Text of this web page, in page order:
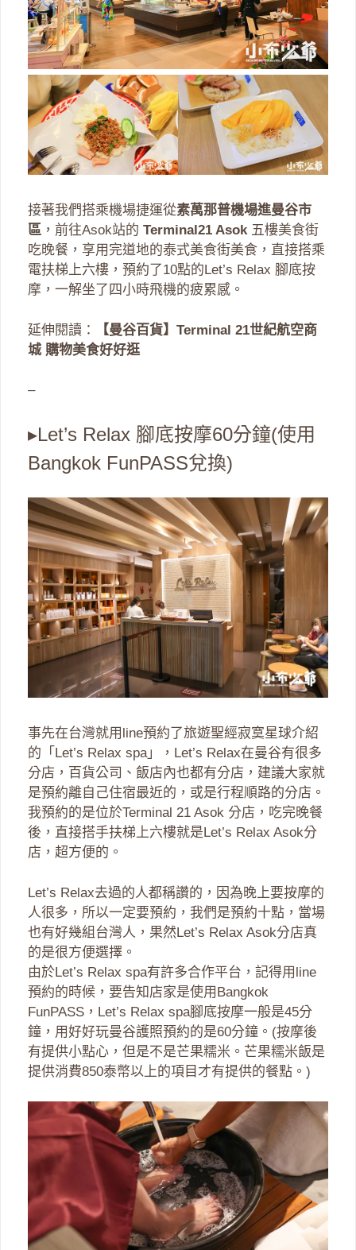
接著我們搭乘機場捷運從素萬那普機場進曼谷市
區 ，前往Asok站的 Terminal21 Asok五樓美食街
吃晚餐，享用完道地的泰式美食街美食，直接搭乘
電扶梯上六樓，預約了10點的Let’s Relax 腳底按
摩，一解坐了四小時飛機的疲累感。
延伸閱讀：
【曼谷百貨】Terminal 21世紀航空商
城 購物美食好好逛
–
▸Let’s Relax 腳底按摩60分鐘(使用
Bangkok FunPASS兌換)
事先在台灣就用line預約了旅遊聖經寂寞星球介紹
的「Let’s Relax spa」，Let’s Relax在曼谷有很多
分店，百貨公司、飯店內也都有分店，建議大家就
是預約離自己住宿最近的，或是行程順路的分店。
我預約的是位於Terminal 21 Asok 分店，吃完晚餐
後，直接搭手扶梯上六樓就是Let’s Relax Asok分
店，超方便的。
Let’s Relax去過的人都稱讚的，因為晚上要按摩的
人很多，所以一定要預約，我們是預約十點，當場
也有好幾組台灣人，果然Let’s Relax Asok分店真
的是很方便選擇。
由於Let’s Relax spa有許多合作平台，記得用line
預約的時候，要告知店家是使用Bangkok
FunPASS，Let’s Relax spa腳底按摩一般是45分
鐘，用好好玩曼谷護照預約的是60分鐘。(按摩後
有提供小點心，但是不是芒果糯米。芒果糯米飯是
提供消費850泰幣以上的項目才有提供的餐點。)